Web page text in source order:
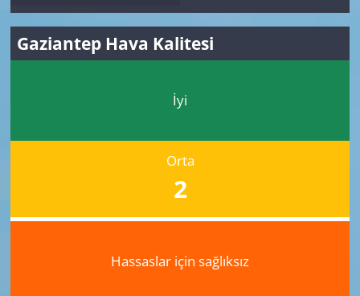
Gaziantep Hava Kalitesi
İyi
Orta
2
Hassaslar için sağlıksız